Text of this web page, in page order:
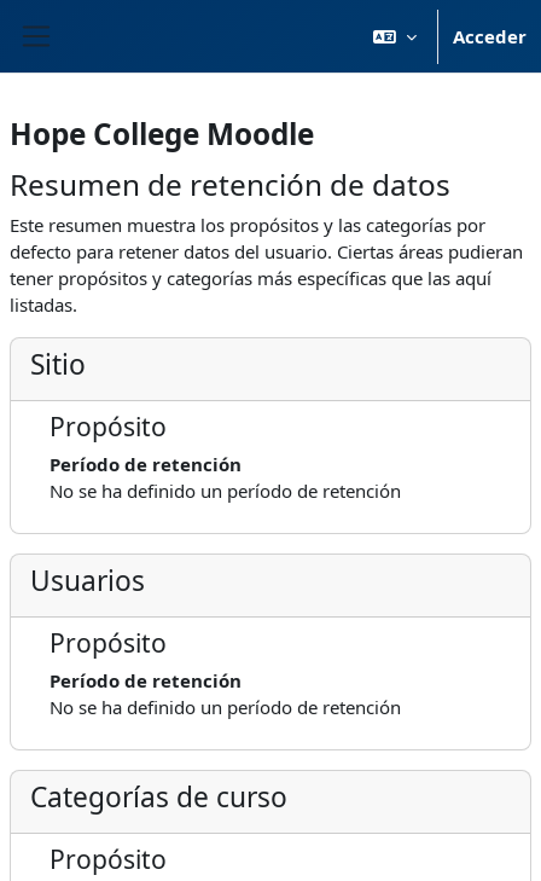
Acceder
Hope College Moodle
Resumen de retención de datos
Este resumen muestra los propósitos y las categorías por
defecto para retener datos del usuario. Ciertas áreas pudieran
tener propósitos y categorías más específicas que las aquí
listadas.
Sitio
Propósito
Período de retención
No se ha definido un período de retención
Usuarios
Propósito
Período de retención
No se ha definido un período de retención
Categorías de curso
Propósito